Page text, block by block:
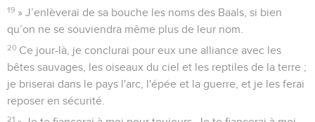
19 » J’enlèverai de sa bouche les noms des Baals, si bien
qu’on ne se souviendra même plus de leur nom.
20 Ce jour-là, je conclurai pour eux une alliance avec les
bêtes sauvages, les oiseaux du ciel et les reptiles de la terre ;
je briserai dans le pays l'arc, l'épée et la guerre, et je les ferai
reposer en sécurité.
21